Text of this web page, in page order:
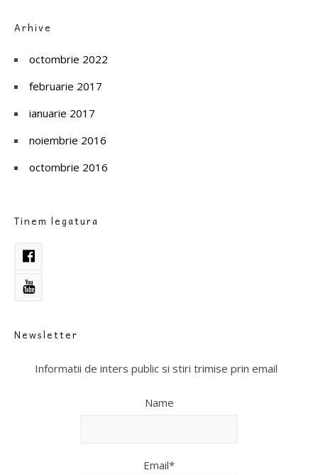
Arhive
octombrie 2022
februarie 2017
ianuarie 2017
noiembrie 2016
octombrie 2016
Tinem legatura
Newsletter
Informatii de inters public si stiri trimise prin email
Name
Email*